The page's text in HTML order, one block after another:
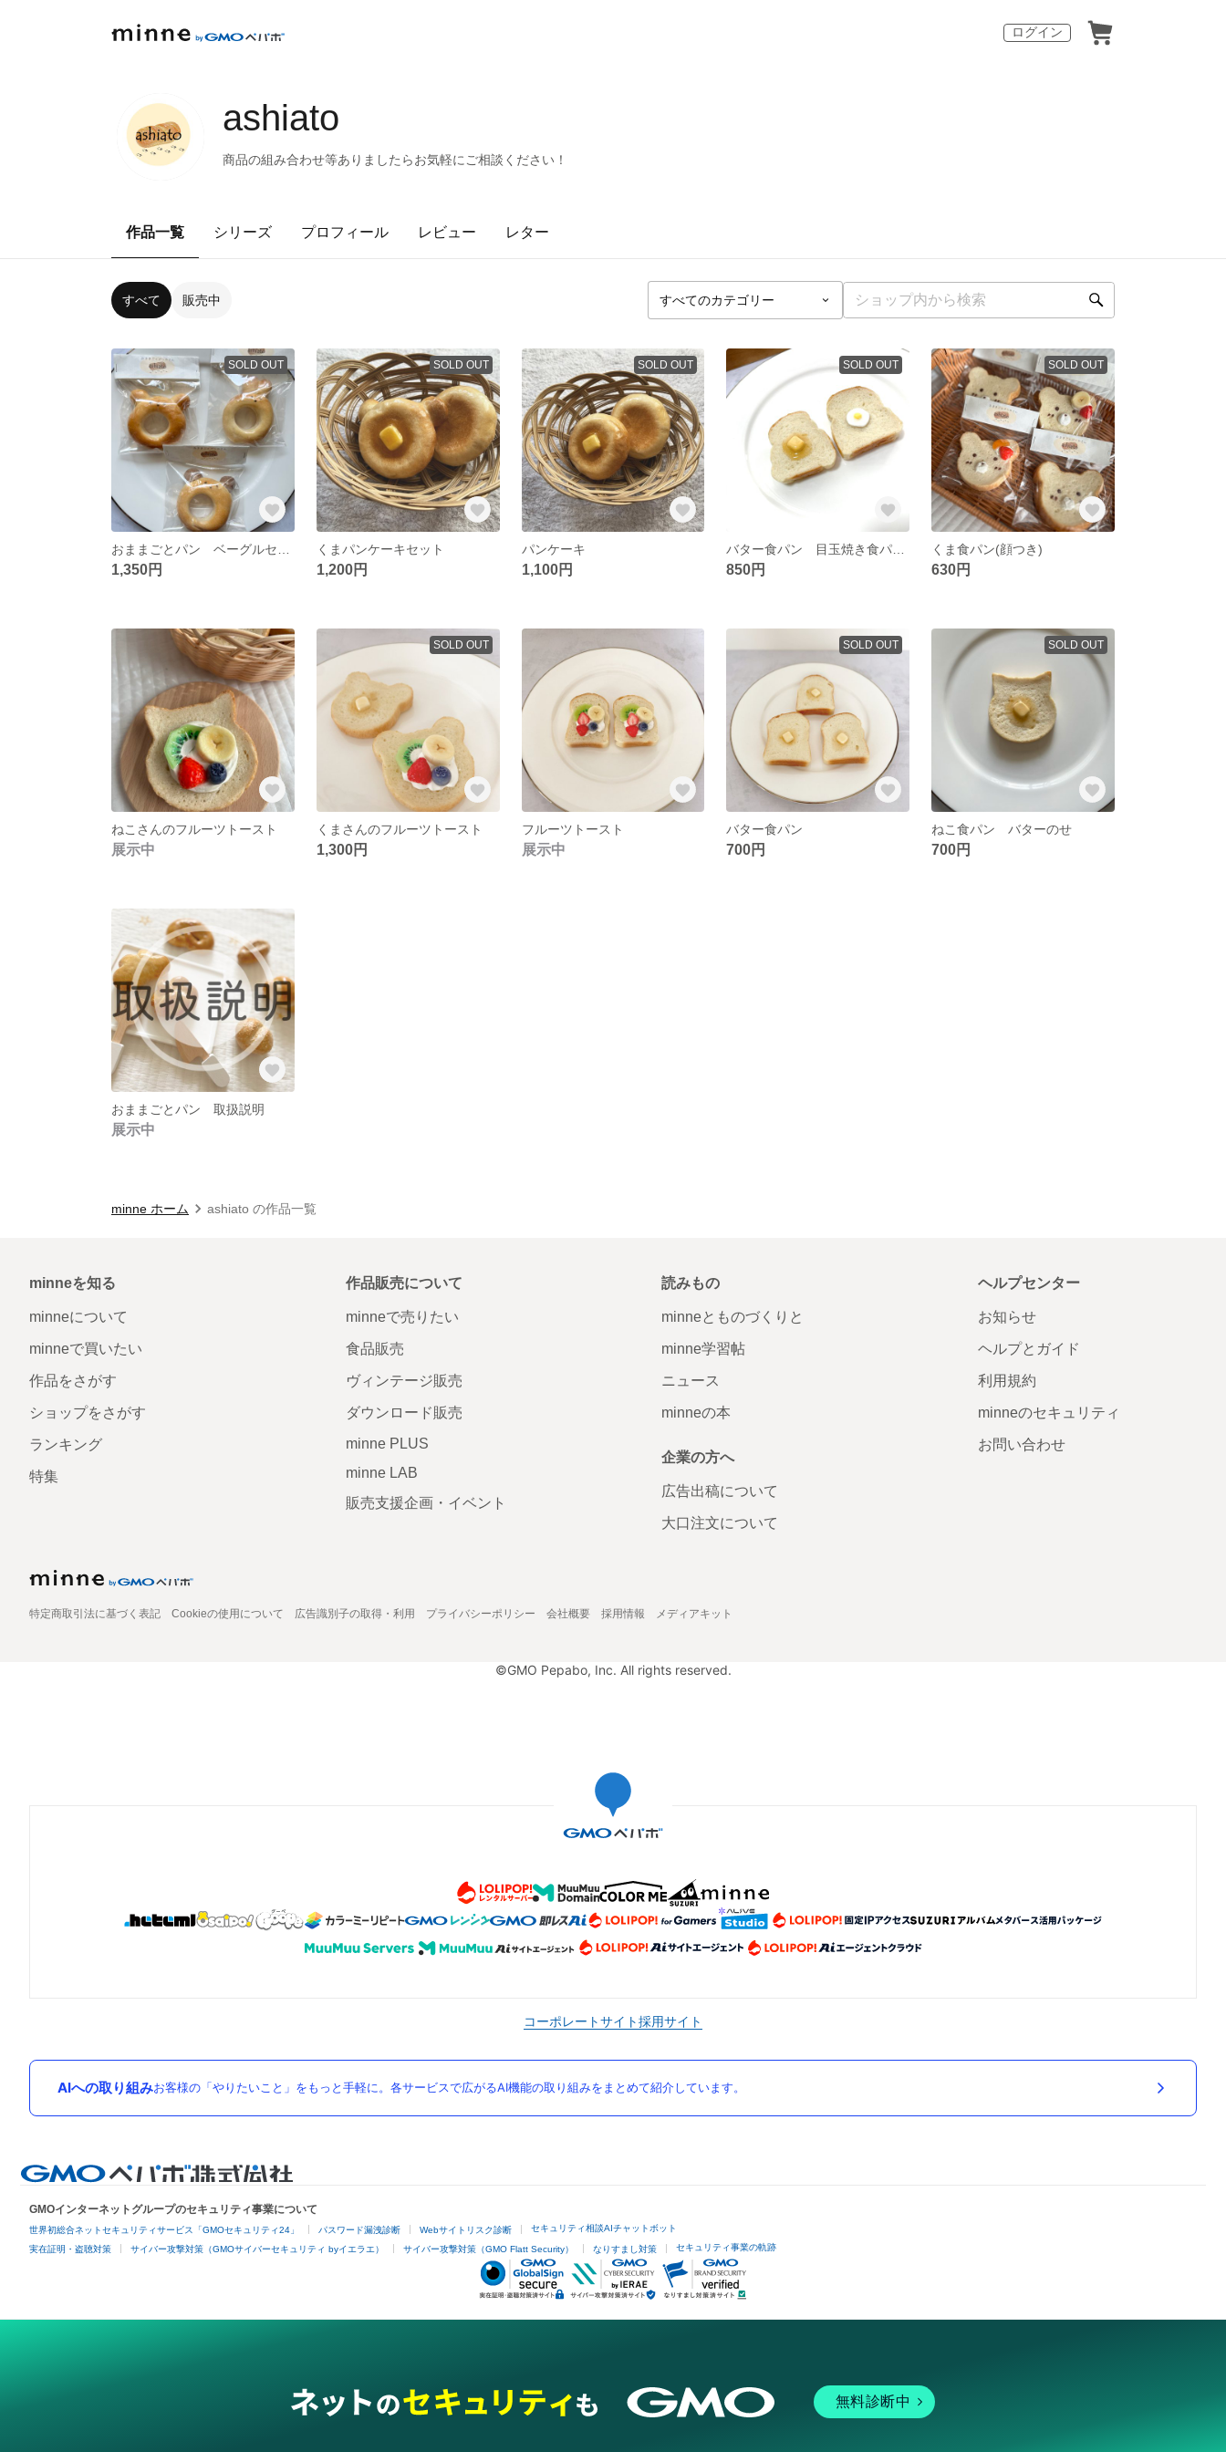
ログイン
ashiato
商品の組み合わせ等ありましたらお気軽にご相談ください！
作品一覧 シリーズ プロフィール レビュー レター
すべて 販売中
SOLD OUT
1,350円
SOLD OUT
くまパンケーキセット
1,200円
SOLD OUT
パンケーキ
1,100円
SOLD OUT
850円
SOLD OUT
くま食パン(顔つき)
630円
ねこさんのフルーツトースト
展示中
SOLD OUT
くまさんのフルーツトースト
1,300円
フルーツトースト
展示中
SOLD OUT
バター食パン
700円
SOLD OUT
ねこ食パン バターのせ
700円
おままごとパン 取扱説明
展示中
minne ホーム ashiato の作品一覧
minneを知る
minneについて
minneで買いたい
作品をさがす
ショップをさがす
ランキング
特集
作品販売について
minneで売りたい
食品販売
ヴィンテージ販売
ダウンロード販売
minne PLUS
minne LAB
販売支援企画・イベント
読みもの
minneとものづくりと
minne学習帖
ニュース
minneの本
企業の方へ
広告出稿について
大口注文について
ヘルプセンター
お知らせ
ヘルプとガイド
利用規約
minneのセキュリティ
お問い合わせ
特定商取引法に基づく表記 Cookieの使用について 広告識別子の取得・利用 プライバシーポリシー 会社概要 採用情報 メディアキット
©GMO Pepabo, Inc. All rights reserved.
コーポレートサイト採用サイト
AIへの取り組みお客様の「やりたいこと」をもっと手軽に。各サービスで広がるAI機能の取り組みをまとめて紹介しています。
GMOインターネットグループのセキュリティ事業について
世界初総合ネットセキュリティサービス「GMOセキュリティ24」 パスワード漏洩診断 Webサイトリスク診断 セキュリティ相談AIチャットボット
実在証明・盗聴対策 サイバー攻撃対策（GMOサイバーセキュリティ byイエラエ） サイバー攻撃対策（GMO Flatt Security） なりすまし対策 セキュリティ事業の軌跡
無料診断中